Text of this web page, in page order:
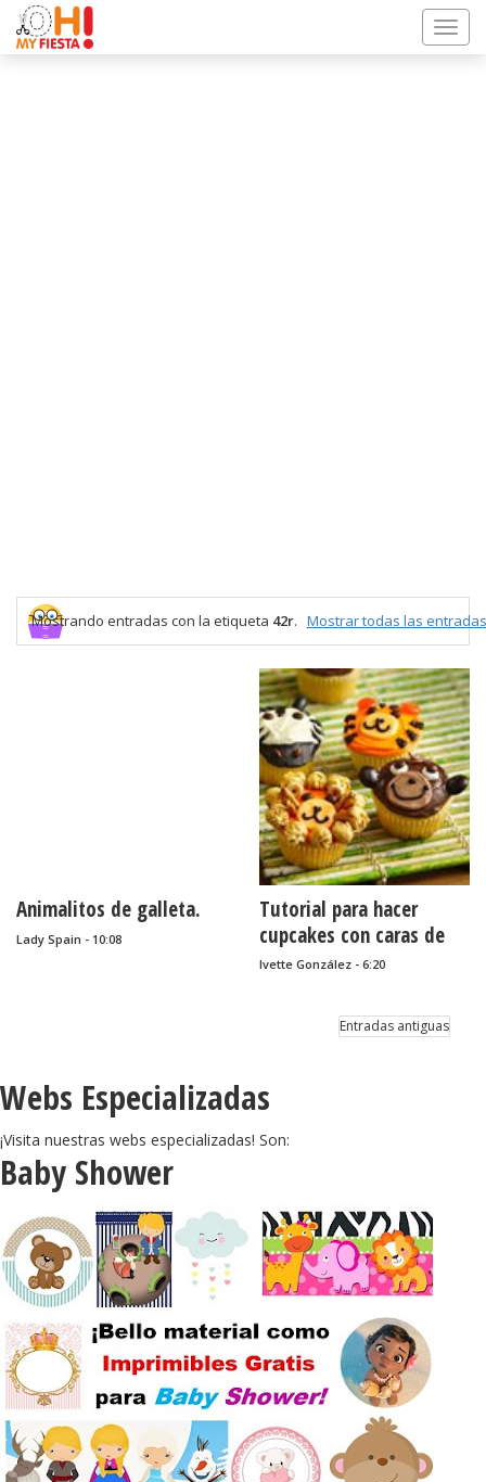
Mostrando entradas con la etiqueta 42r. Mostrar todas las entradas
Animalitos de galleta.
Lady Spain - 10:08
Tutorial para hacer
cupcakes con caras de
animalitos.
Ivette González - 6:20
Entradas antiguas
Webs Especializadas
¡Visita nuestras webs especializadas! Son:
Baby Shower